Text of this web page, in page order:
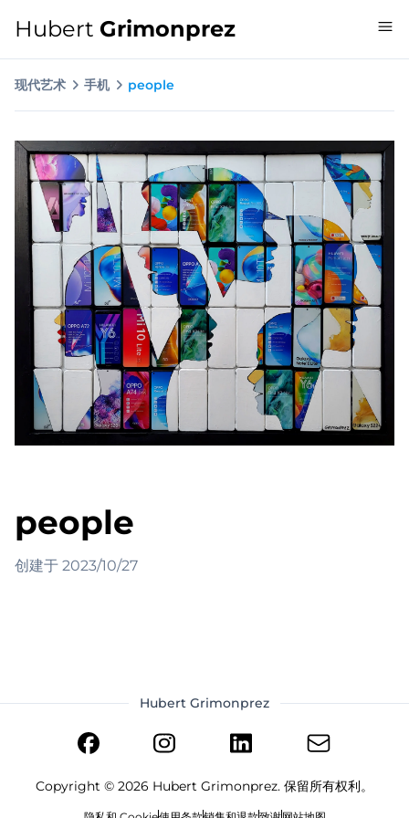
Hubert Grimonprez
现代艺术 手机 people
people
创建于 2023/10/27
Hubert Grimonprez
Copyright © 2026 Hubert Grimonprez. 保留所有权利。